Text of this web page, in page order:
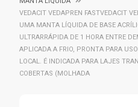
VEDACIT VEDAPREN FASTVEDACIT
UMA MANTA LÍQUIDA DE BASE
ULTRARRÁPIDA DE 1 HORA ENTRE
APLICADA A FRIO, PRONTA PARA
LOCAL. É INDICADA PARA LAJES
COBERTAS (MOLHADA